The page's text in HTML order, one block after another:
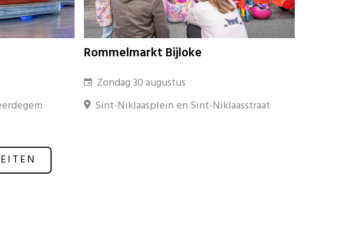
Rommelmarkt Bijloke
Zondag 30 augustus
Sint-Niklaasplein en Sint-Niklaasstraat